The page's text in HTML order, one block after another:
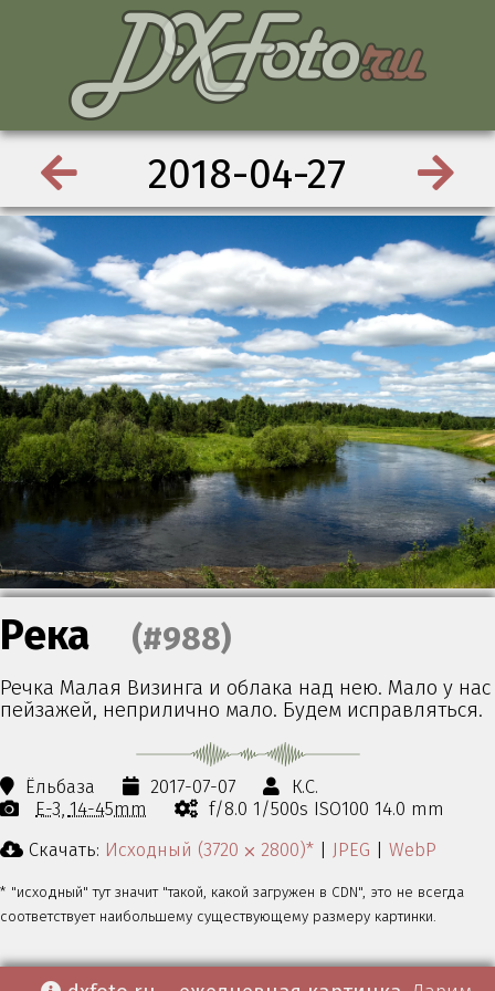
2018-04-27
Река (#988)
Речка Малая Визинга и облака над нею. Мало у нас
пейзажей, неприлично мало. Будем исправляться.
Ёльбаза 2017-07-07
К.С.
E-3 14-45mm
f/8.0 1/500s ISO100 14.0 mm
Скачать: Исходный (3720 ⨉ 2800)* JPEG WebP
* "исходный" тут значит "такой, какой загружен в CDN", это не всегда
соответствует наибольшему существующему размеру картинки.